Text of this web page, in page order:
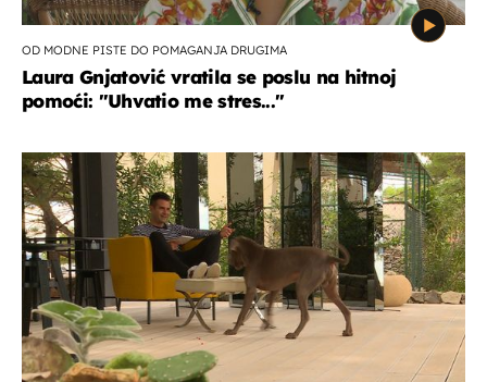
OD MODNE PISTE DO POMAGANJA DRUGIMA
Laura Gnjatović vratila se poslu na hitnoj
pomoći: "Uhvatio me stres..."